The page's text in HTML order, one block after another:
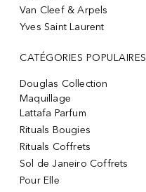
Van Cleef & Arpels
Yves Saint Laurent
CATÉGORIES POPULAIRES
Douglas Collection
Maquillage
Lattafa Parfum
Rituals Bougies
Rituals Coffrets
Sol de Janeiro Coffrets
Pour Elle